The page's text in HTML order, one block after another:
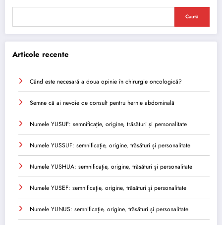
Caută
Articole recente
Când este necesară a doua opinie în chirurgie oncologică?
Semne că ai nevoie de consult pentru hernie abdominală
Numele YUSUF: semnificație, origine, trăsături și personalitate
Numele YUSSUF: semnificație, origine, trăsături și personalitate
Numele YUSHUA: semnificație, origine, trăsături și personalitate
Numele YUSEF: semnificație, origine, trăsături și personalitate
Numele YUNUS: semnificație, origine, trăsături și personalitate